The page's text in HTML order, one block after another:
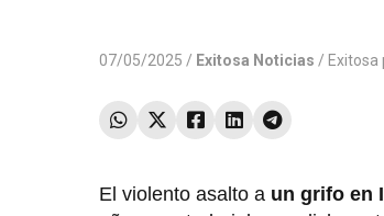
07/05/2025 / Exitosa Noticias / Exitosa
El violento asalto a un grifo en